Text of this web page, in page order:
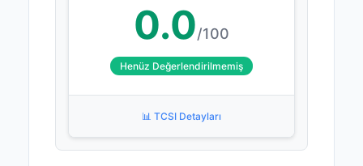
0.0/100
Henüz Değerlendirilmemiş
📊 TCSI Detayları